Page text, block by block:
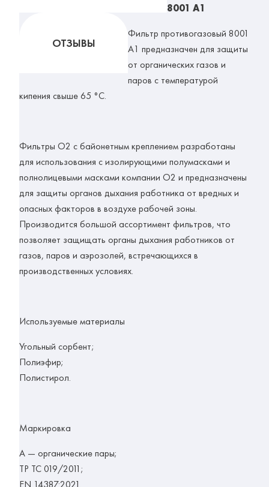
ОТЗЫВЫ
8001 A1
Фильтр противогазовый 8001
A1 предназначен для защиты
от органических газов и
паров с температурой
кипения свыше 65 °C.
Фильтры О2 с байонетным креплением разработаны
для использования с изолирующими полумасками и
полнолицевыми масками компании О2 и предназначены
для защиты органов дыхания работника от вредных и
опасных факторов в воздухе рабочей зоны.
Производится большой ассортимент фильтров, что
позволяет защищать органы дыхания работников от
газов, паров и аэрозолей, встречающихся в
производственных условиях.
Используемые материалы
Угольный сорбент;
Полиэфир;
Полистирол.
Маркировка
А — органические пары;
ТР ТС 019/2011;
EN 14387:2021.